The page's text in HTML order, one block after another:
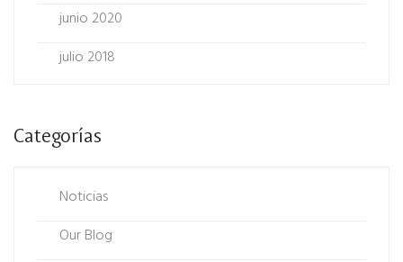
junio 2020
julio 2018
Categorías
Noticias
Our Blog